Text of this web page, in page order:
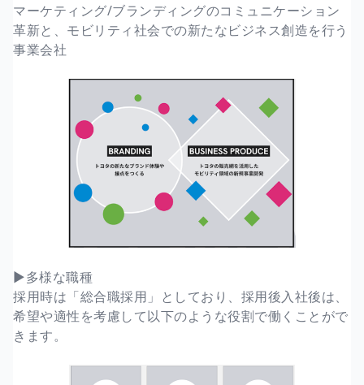
マーケティング/ブランディングのコミュニケーション
革新と、モビリティ社会での新たなビジネス創造を行う
事業会社
▶︎多様な職種
採用時は「総合職採用」としており、採用後入社後は、
希望や適性を考慮して以下のような役割で働くことがで
きます。